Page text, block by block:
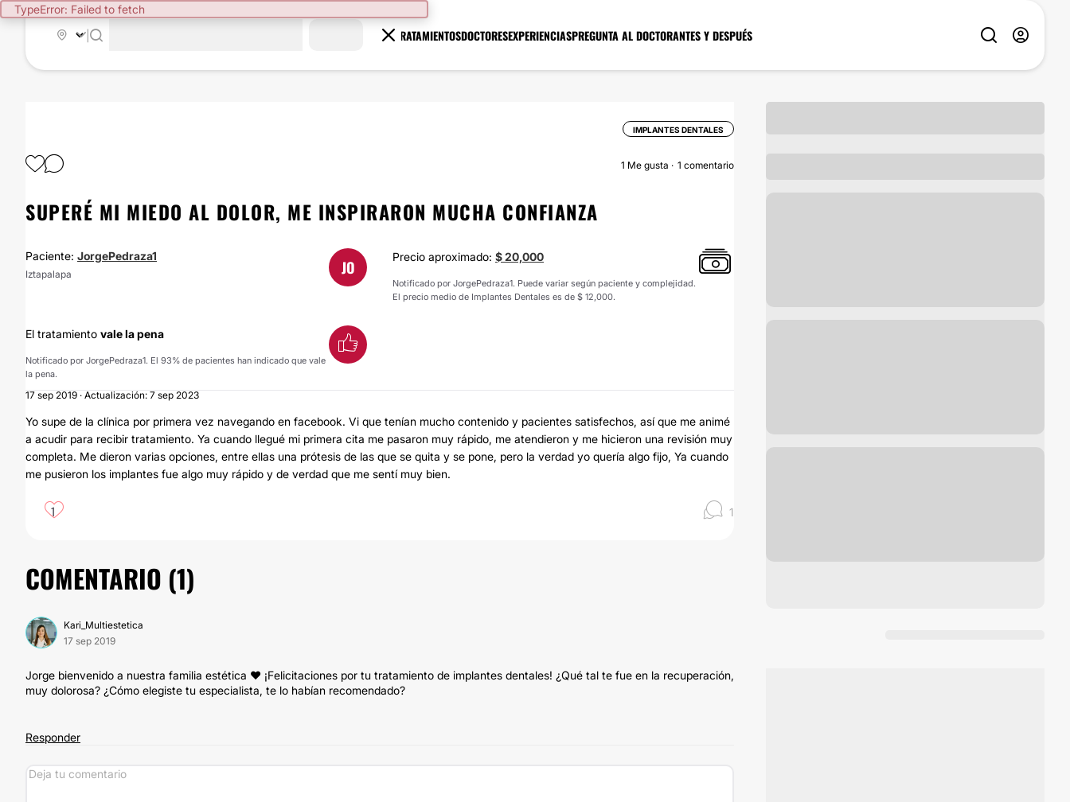
TypeError: Failed to fetch
TRATAMIENTOSDOCTORESEXPERIENCIASPREGUNTA AL DOCTORANTES Y DESPUÉS
IMPLANTES DENTALES
1 Me gusta 1 comentario
SUPERÉ MI MIEDO AL DOLOR, ME INSPIRARON MUCHA CONFIANZA
Paciente: JorgePedraza1
Iztapalapa JO Precio aproximado: $ 20,000
Notificado por JorgePedraza1. Puede variar según paciente y complejidad.
El precio medio de Implantes Dentales es de $ 12,000.
El tratamiento vale la pena
Notificado por JorgePedraza1. El 93% de pacientes han indicado que vale
la pena.
17 sep 2019 · Actualización: 7 sep 2023
Yo supe de la clínica por primera vez navegando en facebook. Vi que tenían mucho contenido y pacientes satisfechos, así que me animé
a acudir para recibir tratamiento. Ya cuando llegué mi primera cita me pasaron muy rápido, me atendieron y me hicieron una revisión muy
completa. Me dieron varias opciones, entre ellas una prótesis de las que se quita y se pone, pero la verdad yo quería algo fijo, Ya cuando
me pusieron los implantes fue algo muy rápido y de verdad que me sentí muy bien.
1 1
COMENTARIO (1)
Kari_Multiestetica
17 sep 2019
Jorge bienvenido a nuestra familia estética ❤ ¡Felicitaciones por tu tratamiento de implantes dentales! ¿Qué tal te fue en la recuperación,
muy dolorosa? ¿Cómo elegiste tu especialista, te lo habían recomendado?
Responder